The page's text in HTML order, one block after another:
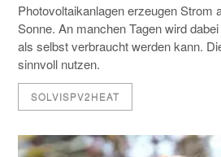
Photovoltaikanlagen erzeugen Strom
Sonne. An manchen Tagen wird
als selbst verbraucht werden kann.
sinnvoll nutzen.
SOLVISPV2HEAT